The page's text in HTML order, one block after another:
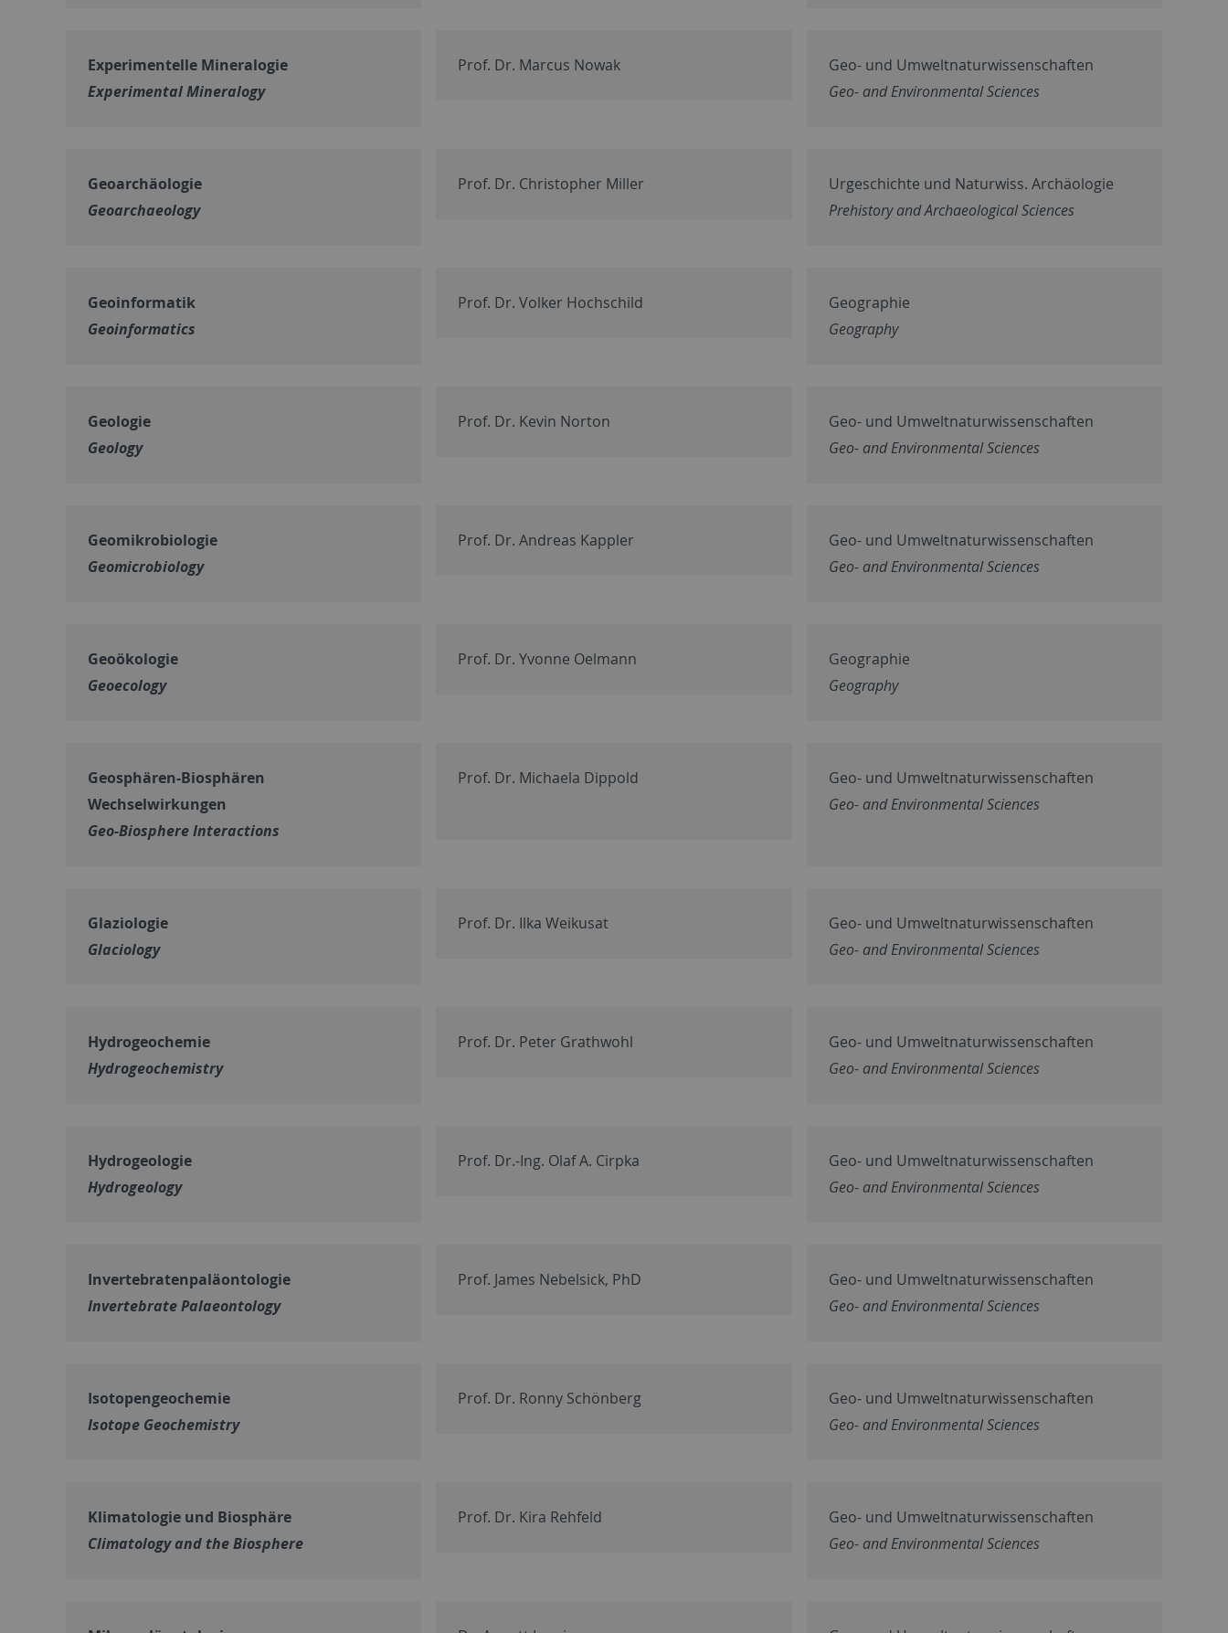
Experimentelle Mineralogie
Experimental Mineralogy
Prof. Dr. Marcus Nowak
Geo- und Umweltnaturwissenschaften
Geo- and Environmental Sciences
Geoarchäologie
Geoarchaeology
Prof. Dr. Christopher Miller
Urgeschichte und Naturwiss. Archäologie
Prehistory and Archaeological Sciences
Geoinformatik
Geoinformatics
Prof. Dr. Volker Hochschild
Geographie
Geography
Geologie
Geology
Prof. Dr. Kevin Norton
Geo- und Umweltnaturwissenschaften
Geo- and Environmental Sciences
Geomikrobiologie
Geomicrobiology
Prof. Dr. Andreas Kappler
Geo- und Umweltnaturwissenschaften
Geo- and Environmental Sciences
Geoökologie
Geoecology
Prof. Dr. Yvonne Oelmann
Geographie
Geography
Geosphären-Biosphären
Wechselwirkungen
Geo-Biosphere Interactions
Prof. Dr. Michaela Dippold
Geo- und Umweltnaturwissenschaften
Geo- and Environmental Sciences
Glaziologie
Glaciology
Prof. Dr. Ilka Weikusat
Geo- und Umweltnaturwissenschaften
Geo- and Environmental Sciences
Hydrogeochemie
Hydrogeochemistry
Prof. Dr. Peter Grathwohl
Geo- und Umweltnaturwissenschaften
Geo- and Environmental Sciences
Hydrogeologie
Hydrogeology
Prof. Dr.-Ing. Olaf A. Cirpka
Geo- und Umweltnaturwissenschaften
Geo- and Environmental Sciences
Invertebratenpaläontologie
Invertebrate Palaeontology
Prof. James Nebelsick, PhD
Geo- und Umweltnaturwissenschaften
Geo- and Environmental Sciences
Isotopengeochemie
Isotope Geochemistry
Prof. Dr. Ronny Schönberg
Geo- und Umweltnaturwissenschaften
Geo- and Environmental Sciences
Klimatologie und Biosphäre
Climatology and the Biosphere
Prof. Dr. Kira Rehfeld
Geo- und Umweltnaturwissenschaften
Geo- and Environmental Sciences